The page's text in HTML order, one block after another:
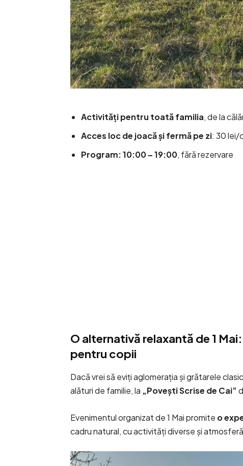
Activități pentru toată familia, de la
Acces loc de joacă și fermă pe zi: 30 lei/
Program: 10:00 – 19:00, fără rezervare
O alternativă relaxantă de 1
pentru copii
Dacă vrei să eviți aglomerația și grătarele
alături de familie, la „Povești Scrise de Cai”
Evenimentul organizat de 1 Mai promite o
cadru natural, cu activități diverse și